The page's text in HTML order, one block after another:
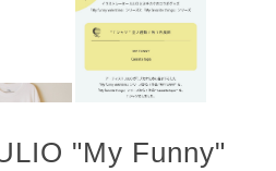
"My Funny"